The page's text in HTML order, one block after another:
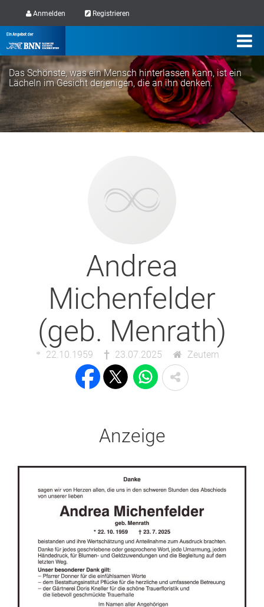
Anmelden Registrieren
Das Schönste, was ein Mensch hinterlassen kann, ist ein
Lächeln im Gesicht derjenigen, die an ihn denken.
Andrea
Michenfelder
(geb. Menrath)
22.10.1959 23.07.2025 Zeutern
Anzeige